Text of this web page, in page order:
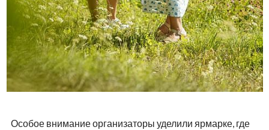
Особое внимание организаторы уделили ярмарке, где